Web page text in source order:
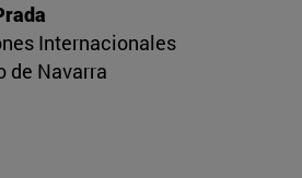
Internacionales
de Navarra